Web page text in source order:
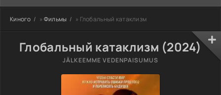
Киного » Фильмы » Глобальный катаклизм
Глобальный катаклизм (2024)
JÄLKEEMME VEDENPAISUMUS